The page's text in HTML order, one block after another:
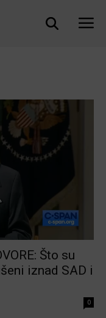
Što su
iznad SAD i
0